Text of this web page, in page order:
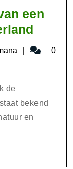
een
de
van
0
de
bekend
en